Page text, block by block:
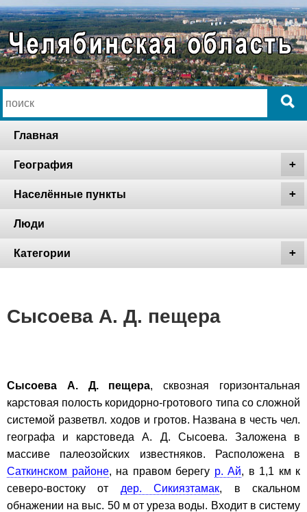
Главная
География
Населённые пункты
Люди
Категории
Сысоева А. Д. пещера
Сысоева А. Д. пещера, сквозная горизонтальная
карстовая полость коридорно-гротового типа со сложной
системой разветвл. ходов и гротов. Названа в честь чел.
географа и карстоведа А. Д. Сысоева. Заложена в
массиве палеозойских известняков. Расположена в
Саткинском районе, на правом берегу р. Ай, в 1,1 км к
северо-востоку от дер. Сикиязтамак, в скальном
обнажении на выс. 50 м от уреза воды. Входит в систему